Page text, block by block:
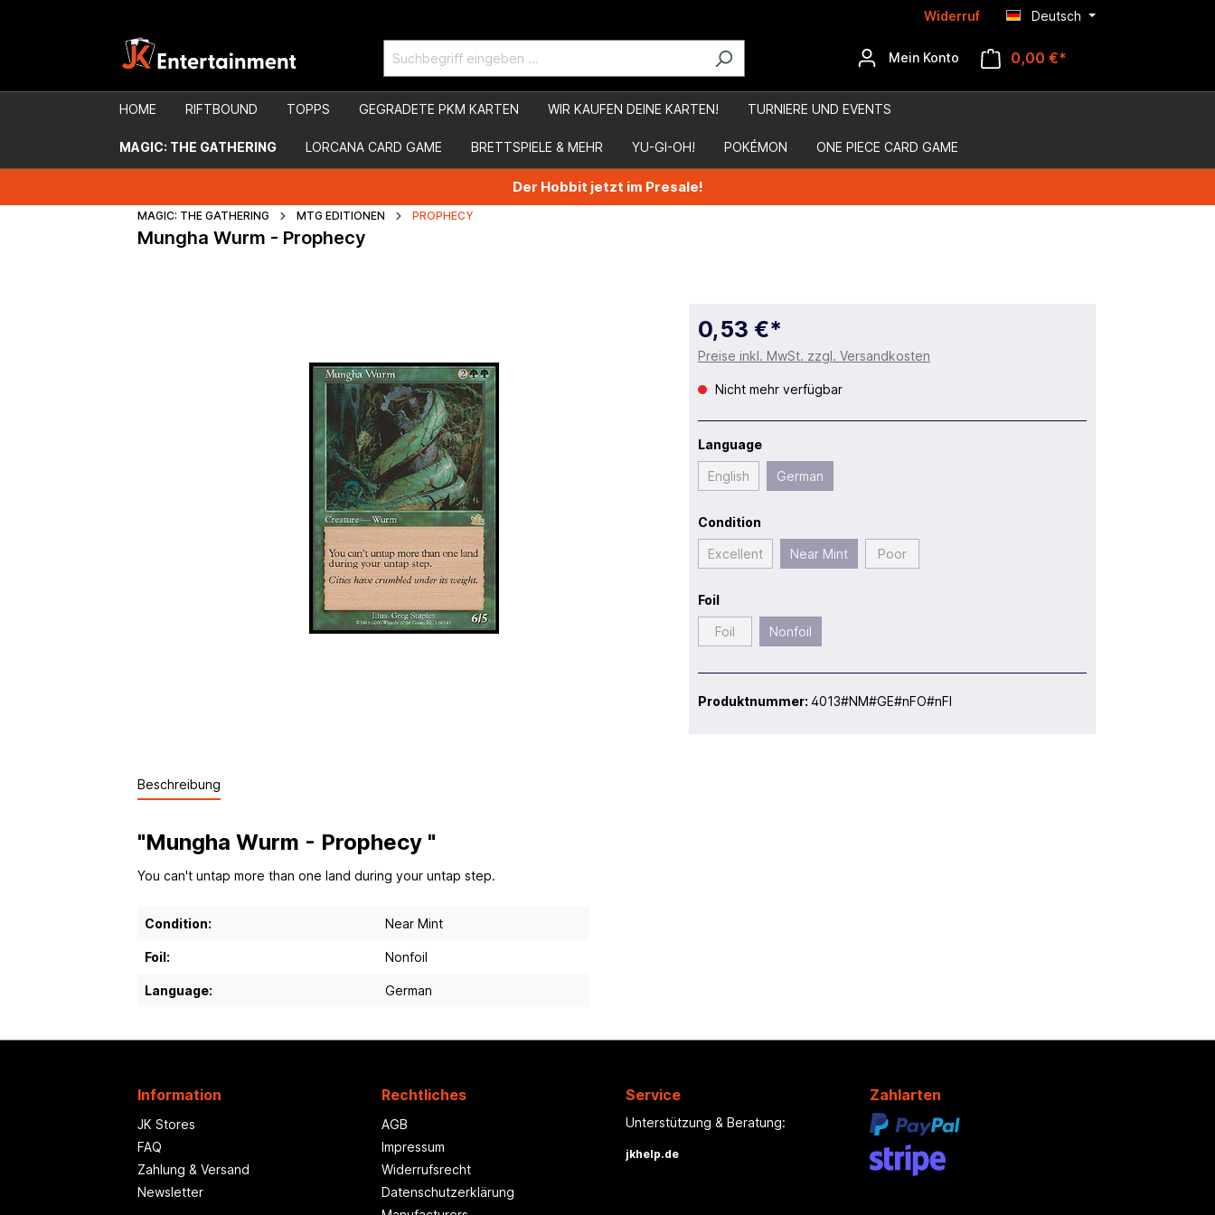
Widerruf Deutsch
Mein Konto 0,00 €*
HOME RIFTBOUND TOPPS GEGRADETE PKM KARTEN WIR KAUFEN DEINE KARTEN! TURNIERE UND EVENTS
MAGIC: THE GATHERING LORCANA CARD GAME BRETTSPIELE & MEHR YU-GI-OH! POKÉMON ONE PIECE CARD GAME
Der Hobbit jetzt im Presale!
MAGIC: THE GATHERING MTG EDITIONEN PROPHECY
Mungha Wurm - Prophecy
0,53 €*
Preise inkl. MwSt. zzgl. Versandkosten
Nicht mehr verfügbar
Language
English German
Condition
Excellent Near Mint Poor
Foil
Foil Nonfoil
Produktnummer: 4013#NM#GE#nFO#nFI
Beschreibung
"Mungha Wurm - Prophecy "
You can't untap more than one land during your untap step.
Condition: Near Mint
Foil: Nonfoil
Language: German
Information
JK Stores
FAQ
Zahlung & Versand
Newsletter
Rechtliches
AGB
Impressum
Widerrufsrecht
Datenschutzerklärung
Service
Unterstützung & Beratung:
jkhelp.de
Zahlarten